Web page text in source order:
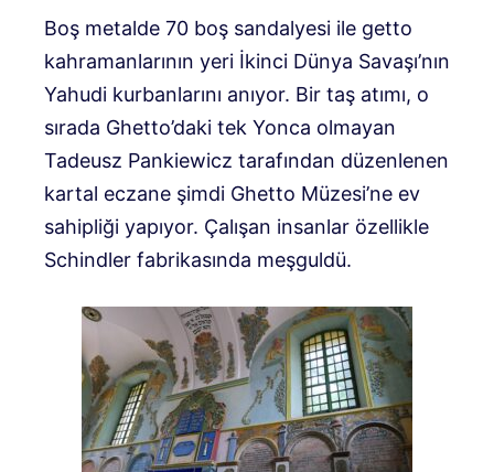
Boş metalde 70 boş sandalyesi ile getto
kahramanlarının yeri İkinci Dünya Savaşı’nın
Yahudi kurbanlarını anıyor. Bir taş atımı, o
sırada Ghetto’daki tek Yonca olmayan
Tadeusz Pankiewicz tarafından düzenlenen
kartal eczane şimdi Ghetto Müzesi’ne ev
sahipliği yapıyor. Çalışan insanlar özellikle
Schindler fabrikasında meşguldü.